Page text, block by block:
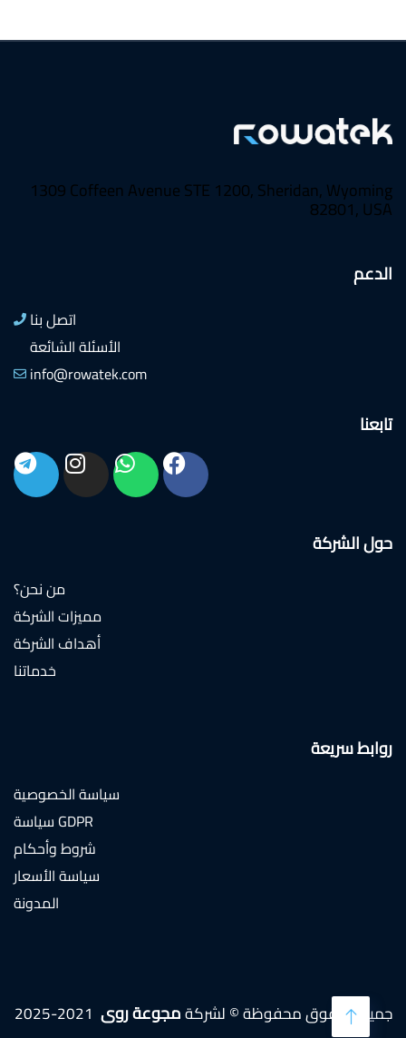
1309 Coffeen Avenue STE 1200, Sheridan, Wyoming
82801, USA
الدعم
اتصل بنا
الأسئلة الشائعة
info@rowatek.com
تابعنا
حول الشركة
من نحن؟
مميزات الشركة
أهداف الشركة
خدماتنا
روابط سريعة
سياسة الخصوصية
سياسة GDPR
شروط وأحكام
سياسة الأسعار
المدونة
جميع الحقوق محفوظة © لشركةمجوعة روى